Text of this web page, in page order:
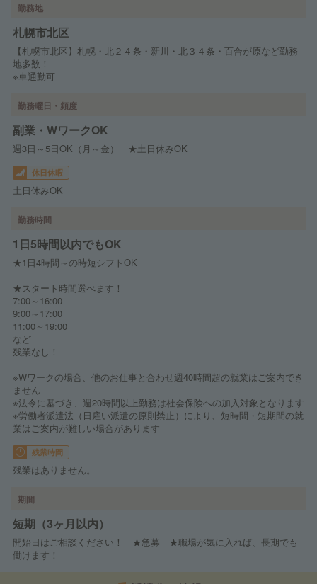
勤務地
札幌市北区
【札幌市北区】札幌・北２４条・新川・北３４条・百合が原など勤務
地多数！
※車通勤可
勤務曜日・頻度
副業・WワークOK
週3日～5日OK（月～金） ★土日休みOK
休日休暇
土日休みOK
勤務時間
1日5時間以内でもOK
★1日4時間～の時短シフトOK
★スタート時間選べます！
7:00～16:00
9:00～17:00
11:00～19:00
など
残業なし！
※Wワークの場合、他のお仕事と合わせ週40時間超の就業はご案内でき
ません
※法令に基づき、週20時間以上勤務は社会保険への加入対象となります
※労働者派遣法（日雇い派遣の原則禁止）により、短時間・短期間の就
業はご案内が難しい場合があります
残業時間
残業はありません。
期間
短期（3ヶ月以内）
開始日はご相談ください！ ★急募 ★職場が気に入れば、長期でも
働けます！